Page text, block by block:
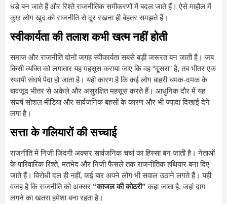
धड़े बन जाते हैं और रिश्ते राजनीतिक समीकरणों में बदल जाते हैं। ऐसे माहौल में
कुछ लोग खुद को राजनीति से दूर रखना ही बेहतर समझते हैं।
स्वीकार्यता की तलाश कभी खत्म नहीं होती
समाज और राजनीति दोनों जगह स्वीकार्यता सबसे बड़ी जरूरत बन जाती है। जब
किसी व्यक्ति को लगातार यह महसूस कराया जाए कि वह “दूसरा” है, तब भीतर एक
स्थायी संघर्ष पैदा हो जाता है। यही कारण है कि कई लोग बाहरी चमक-दमक के
बावजूद भीतर से अकेले और असुरक्षित महसूस करते हैं। आधुनिक दौर में यह
संघर्ष सोशल मीडिया और सार्वजनिक बहसों के कारण और भी ज्यादा दिखाई देने
लगा है।
सत्ता के गलियारों की सच्चाई
राजनीति में निजी जिंदगी अक्सर सार्वजनिक चर्चा का हिस्सा बन जाती है। नेताओं
के पारिवारिक रिश्ते, मतभेद और निजी फैसले तक राजनीतिक हथियार बना दिए
जाते हैं। विरोधी दल ही नहीं, कई बार अपने लोग भी सवाल उठाने लगते हैं। यही
वजह है कि राजनीति को अक्सर “काजल की कोठरी” कहा जाता है, जहां दाग
लगने का खतरा हमेशा बना रहता है।